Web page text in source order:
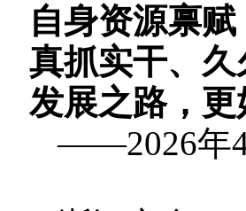
自身资源禀
真抓实干、
发展之路，
——2026年4